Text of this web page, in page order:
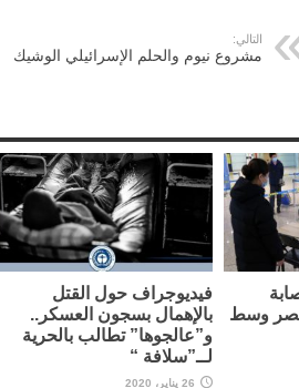
التالي:
مشروع نيوم والحلم الإسرائيلي الوشيك
وسط
فيديوجراف حول القتل
بالإهمال بسجون العسكر..
و”عالجوها” تطالب بالحرية
لــ”سلافة “
26 يناير، 2020